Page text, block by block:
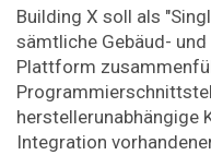
Building X soll als
sämtliche Gebäud-
Plattform
herstellerunabhängige
Integration